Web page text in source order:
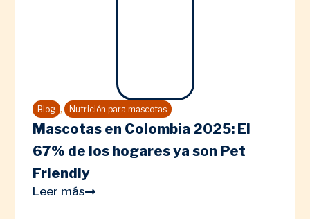
Blog , Nutrición para mascotas
Mascotas en Colombia 2025: El
67% de los hogares ya son Pet
Friendly
Leer más